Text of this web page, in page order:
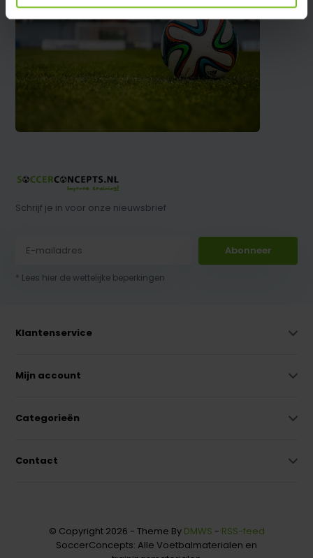
Schrijf je in voor onze nieuwsbrief
Abonneer
* Lees hier de wettelijke beperkingen
Klantenservice
Mijn account
Categorieën
Contact
© Copyright 2026 - Theme By DMWS - RSS-feed
SoccerConcepts: Alle Voetbalmaterialen en